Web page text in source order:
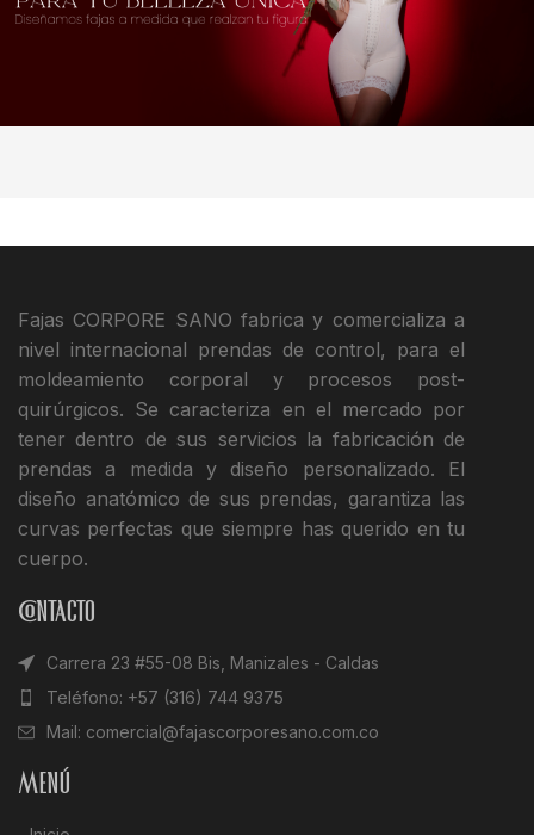
Fajas CORPORE SANO fabrica y comercializa a
nivel internacional prendas de control, para el
moldeamiento corporal y procesos post-
quirúrgicos. Se caracteriza en el mercado por
tener dentro de sus servicios la fabricación de
prendas a medida y diseño personalizado. El
diseño anatómico de sus prendas, garantiza las
curvas perfectas que siempre has querido en tu
cuerpo.
Contacto
Carrera 23 #55-08 Bis, Manizales - Caldas
Teléfono: +57 (316) 744 9375
Mail: comercial@fajascorporesano.com.co
Menú